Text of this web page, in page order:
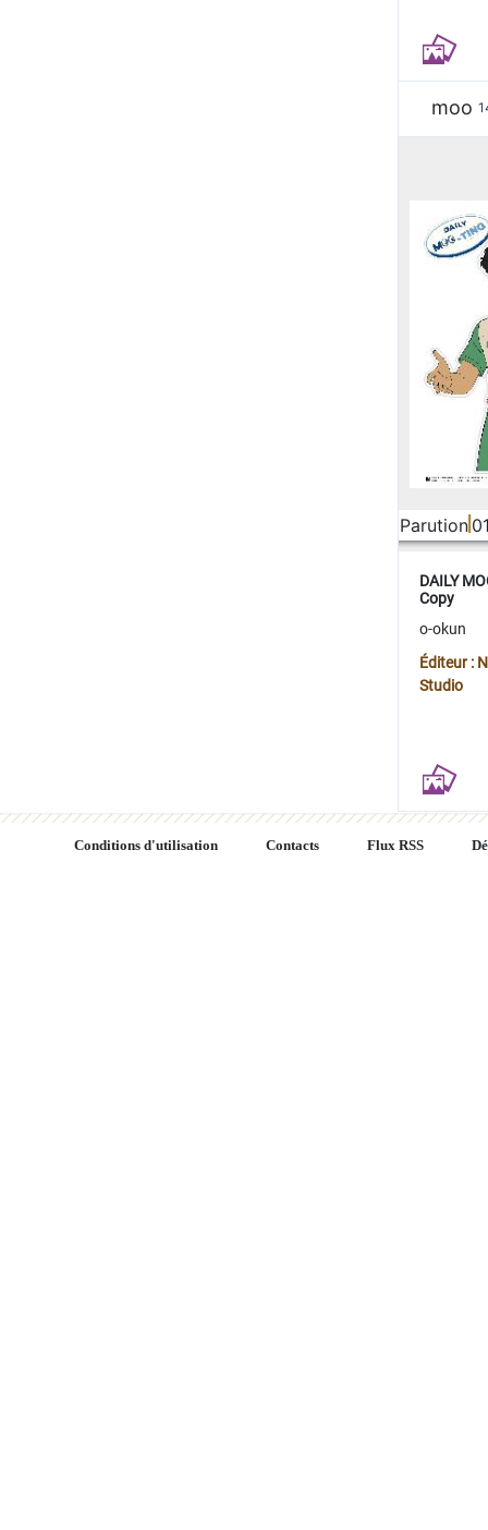
moo
Parution
DAILY
Copy
o-okun
Éditeur :
Studio
Conditions d'utilisation Contacts Flux RSS